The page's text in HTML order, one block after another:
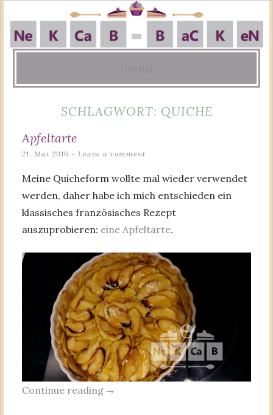
content
SCHLAGWORT: QUICHE
Apfeltarte
21. Mai 2016 Leave a comment
Meine Quicheform wollte mal wieder verwendet
werden, daher habe ich mich entschieden ein
klassisches französisches Rezept
auszuprobieren: eine Apfeltarte.
Continue reading →